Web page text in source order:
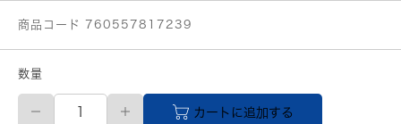
商品コード 760557817239
数量
【直
カートに追加する